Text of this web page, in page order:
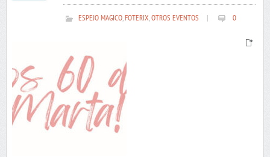
ESPEJO MAGICO,FOTERIX,OTROS EVENTOS 0